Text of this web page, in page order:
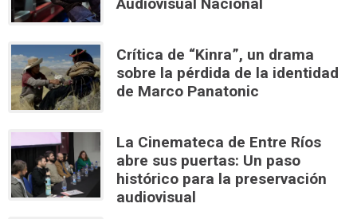
Crítica de “Kinra”, un drama
sobre la pérdida de la identidad
de Marco Panatonic
La Cinemateca de Entre Ríos
abre sus puertas: Un paso
histórico para la preservación
audiovisual